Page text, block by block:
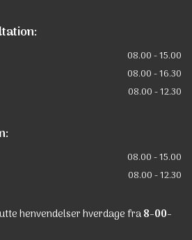
08.00 - 15.00
08.00 - 16.30
08.00 - 12.30
08.00 - 15.00
08.00 - 12.30
henvendelser hverdage fra8-00-